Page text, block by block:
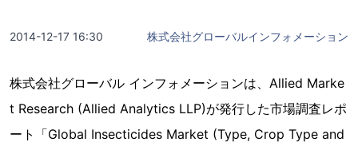
2014-12-17 16:30 株式会社グローバルインフォメーション
株式会社グローバル インフォメーションは、Allied Marke
t Research (Allied Analytics LLP)が発行した市場調査レポ
ート「Global Insecticides Market (Type, Crop Type and